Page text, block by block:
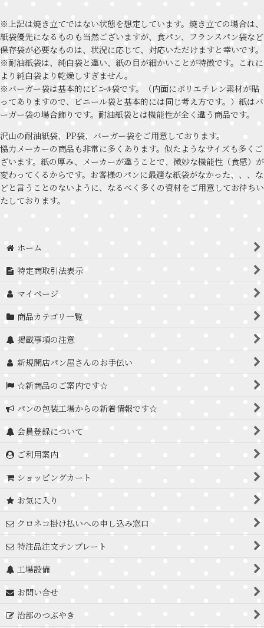
※上記は焼き立てではない状態を想定しています。焼き立ての場合は、
紙袋優先になるものも当然ございますが、食パン、フランスパン袋など
保存袋が必要なものは、状況に応じて、対応いただけますと幸いです。
※耐油紙袋は、純白袋と違い、紙の目が細かいことが特徴です。これに
より純白袋より乾燥しすぎません。
※バーガー袋は基本的にﾋﾞﾆｰﾙ袋です。（内面にポリエチレン素材が貼
ってありますので、ビニール袋と基本的には同じ考え方です。）紙はバ
ーガー袋の場合飾りです。耐油紙袋とは機能性が全く違う商品です。
沢山の耐油紙袋、PP袋、バーガー袋をご用意しております。
協力メーカーの商品も非常に多くあります。似たようなサイズも多くご
ざいます。紙の厚み、メーカーが違うことで、微妙な機能性（食感）が
変わってくるからです。お客様のパンに最適な紙袋がなかった、、、な
どと言うことのないように、なるべく多くの資材をご用意してお待ちい
たしております。
ホーム
特定商取引法表示
マイページ
商品カテゴリ一覧
掲載事項の注意
新規開店パン屋さんのお手伝い
☆新商品のご案内です☆
パンの包装工場からの新着情報です☆
会員登録について
ご利用案内
ショッピングカート
お気に入り
クロネコ掛け払いへの申し込み窓口
特注品注文テンプレート
工場設備
お問い合せ
治部のつぶやき